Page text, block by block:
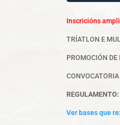
Inscricións
TRÍATLON E
PROMOCIÓN
REGULAMENTO:
Ver bases que